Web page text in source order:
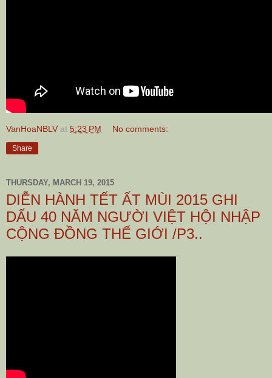
VanHoaNBLV at 5:23 PM No comments:
Share
THURSDAY, MARCH 19, 2015
DIỄN HÀNH TẾT ẤT MÙI 2015 GHI
DẤU 40 NĂM NGƯỜI VIỆT HỘI NHẬP
CỘNG ĐỒNG THẾ GIỚI /P3..